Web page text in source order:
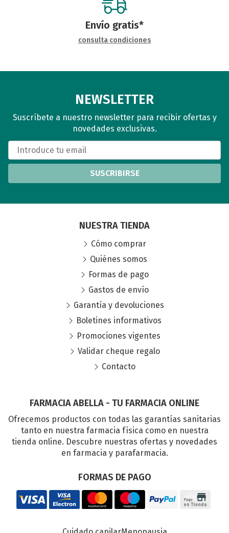
Envío gratis*
consulta condiciones
NEWSLETTER
Suscríbete a nuestro newsletter para recibir ofertas y
novedades exclusivas.
SUSCRIBIRSE
FARMACIA ABELLA - TU FARMACIA ONLINE
Ofrecemos productos con todas las garantías sanitarias
tanto en nuestra farmacia física como en nuestra
tienda online. Descubre nuestras ofertas y novedades
en farmacia y parafarmacia.
FORMAS DE PAGO
NUESTRA TIENDA
Cómo comprar
Quiénes somos
Formas de pago
Gastos de envío
Garantía y devoluciones
Boletines informativos
Promociones vigentes
Validar cheque regalo
Contacto